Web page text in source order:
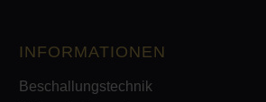
INFORMATIONEN
Beschallungstechnik